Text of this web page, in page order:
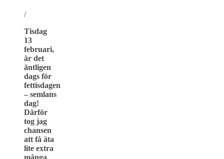
/
Tisdag
13
februari,
är det
äntligen
dags för
fettisdagen
– semlans
dag!
Därför
tog jag
chansen
att få äta
lite extra
många